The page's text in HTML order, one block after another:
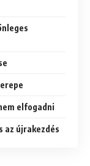
elfogadni
az újrakezdés